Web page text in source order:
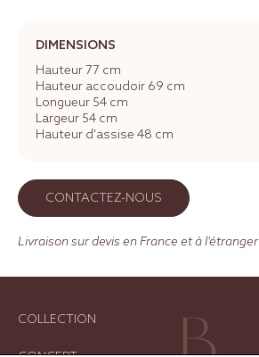
DIMENSIONS
Hauteur 77 cm
Hauteur accoudoir 69 cm
Longueur 54 cm
Largeur 54 cm
Hauteur d'assise 48 cm
CONTACTEZ-NOUS
Livraison sur devis en France et à l'étranger
COLLECTION